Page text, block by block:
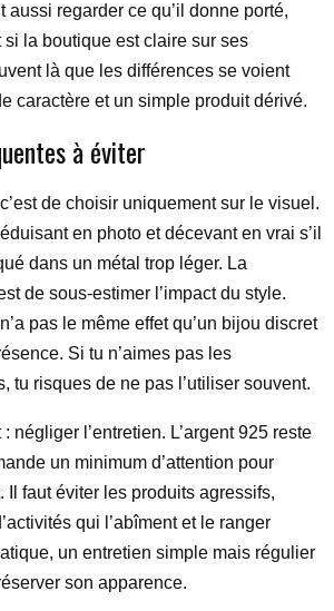
aussi regarder ce qu’il donne porté,
la boutique est claire sur ses
là que les différences se voient
caractère et un simple produit dérivé.
à éviter
de choisir uniquement sur le visuel.
en photo et décevant en vrai s’il
dans un métal trop léger. La
de sous-estimer l’impact du style.
pas le même effet qu’un bijou discret
Si tu n’aimes pas les
tu risques de ne pas l’utiliser souvent.
négliger l’entretien. L’argent 925 reste
un minimum d’attention pour
Il faut éviter les produits agressifs,
qui l’abîment et le ranger
un entretien simple mais régulier
son apparence.